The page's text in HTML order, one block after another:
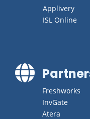
Applivery
ISL Online

Freshworks
InvGate
Atera